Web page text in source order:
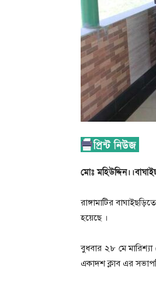
মোঃ
রাঙ্গামাটির
হয়েছে ।
বুধবার ২৮ মে
একাদশ ক্লাব এর